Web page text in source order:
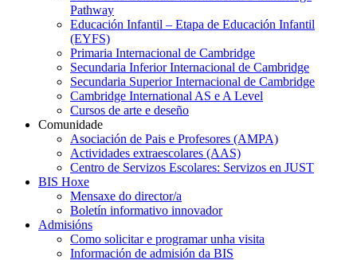
Pathway
Educación Infantil – Etapa de Educación Infantil
(EYFS)
Primaria Internacional de Cambridge
Secundaria Inferior Internacional de Cambridge
Secundaria Superior Internacional de Cambridge
Cambridge International AS e A Level
Cursos de arte e deseño
Comunidade
Asociación de Pais e Profesores (AMPA)
Actividades extraescolares (AAS)
Centro de Servizos Escolares: Servizos en JUST
BIS Hoxe
Mensaxe do director/a
Boletín informativo innovador
Admisións
Como solicitar e programar unha visita
Información de admisión da BIS